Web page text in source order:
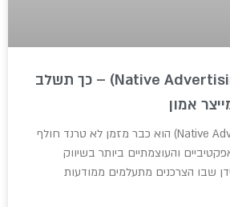
תוכן ממומן (Native Advertising) – כך תשלב
אמון
תוכן ממומן (Native Advertising) הוא כבר מזמן לא טרנד חולף
והעוצמתיים ביותר בשיווק
שבו הצרכנים מתעלמים ממודעות